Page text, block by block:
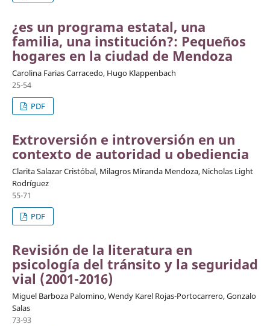
¿es un programa estatal, una
familia, una institución?: Pequeños
hogares en la ciudad de Mendoza
Carolina Farias Carracedo, Hugo Klappenbach
25-54
PDF
Extroversión e introversión en un
contexto de autoridad u obediencia
Clarita Salazar Cristóbal, Milagros Miranda Mendoza, Nicholas Light
Rodríguez
55-71
PDF
Revisión de la literatura en
psicología del tránsito y la seguridad
vial (2001-2016)
Miguel Barboza Palomino, Wendy Karel Rojas-Portocarrero, Gonzalo
Salas
73-93